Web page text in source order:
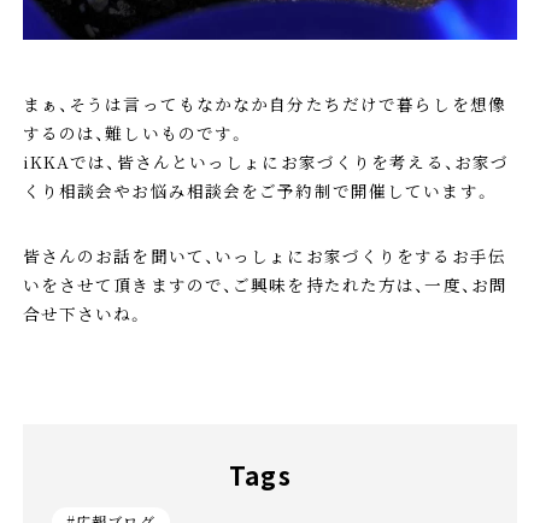
まぁ、そうは言ってもなかなか自分たちだけで暮らしを想像
するのは、難しいものです。
iKKAでは、皆さんといっしょにお家づくりを考える、お家づ
くり相談会やお悩み相談会をご予約制で開催しています。
皆さんのお話を聞いて、いっしょにお家づくりをするお手伝
いをさせて頂きますので、ご興味を持たれた方は、一度、お問
合せ下さいね。
Tags